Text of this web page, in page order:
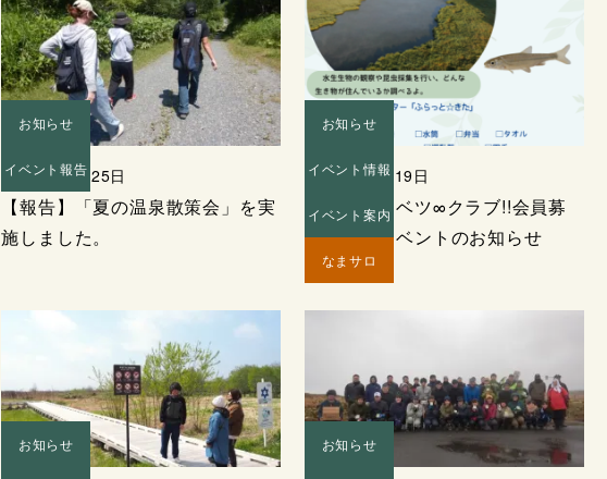
お知らせ
イベント報告
2026年07月25日
【報告】「夏の温泉散策会」を実
施しました。
お知らせ
イベント情報
イベント案内
なまサロ
2026年07月19日
なまらサロベツ∞クラブ!!会員募
集と夏のイベントのお知らせ
お知らせ お知らせ